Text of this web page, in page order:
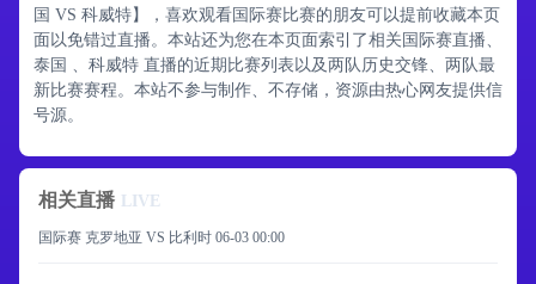
国 VS 科威特】，喜欢观看国际赛比赛的朋友可以提前收藏本页
面以免错过直播。本站还为您在本页面索引了相关国际赛直播、
泰国 、科威特 直播的近期比赛列表以及两队历史交锋、两队最
新比赛赛程。本站不参与制作、不存储，资源由热心网友提供信
号源。
相关直播 LIVE
国际赛 克罗地亚 VS 比利时 06-03 00:00